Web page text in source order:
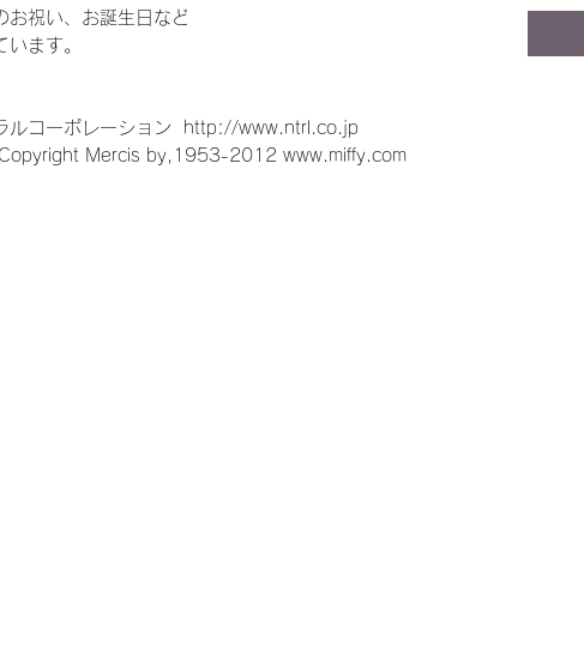
お祝い、お誕生日など
ます。
ルコーポレーション http://www.ntrl.co.jp
Mercis by,1953-2012 www.miffy.com